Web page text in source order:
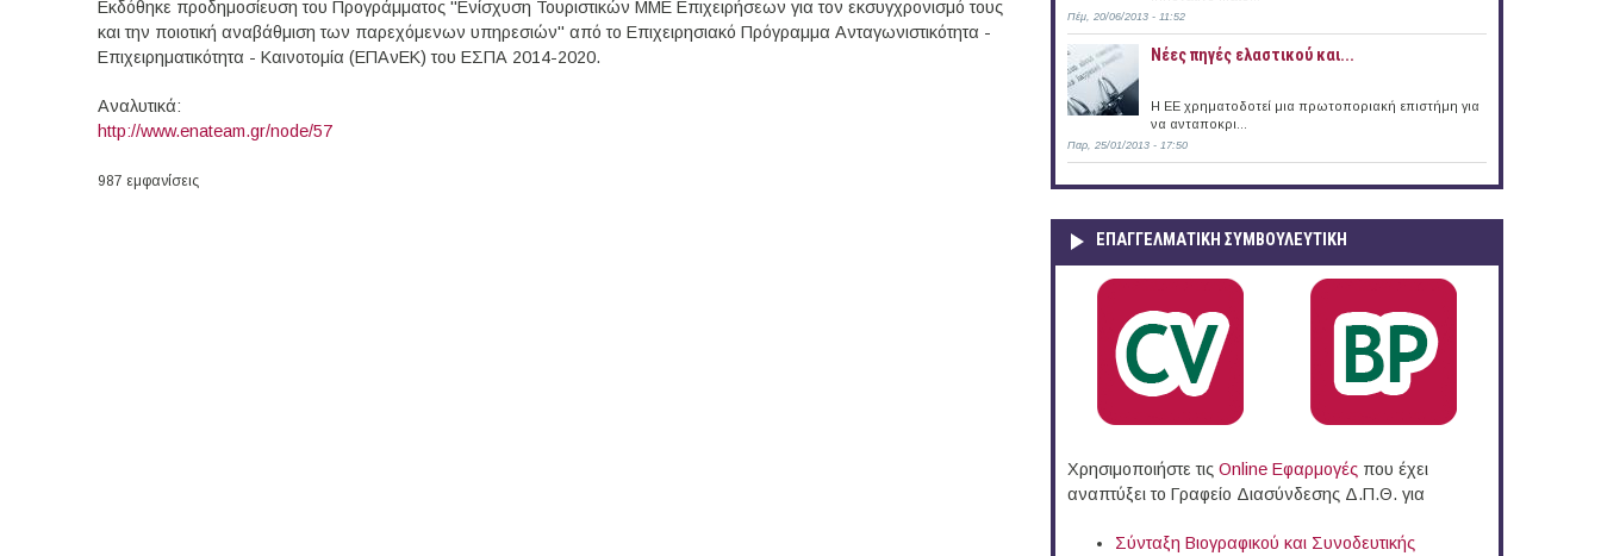
Εκδόθηκε προδημοσίευση του Προγράμματος "Ενίσχυση Τουριστικών ΜΜΕ Επιχειρήσεων για τον εκσυγχρονισμό τους
και την ποιοτική αναβάθμιση των παρεχόμενων υπηρεσιών" από το Επιχειρησιακό Πρόγραμμα Ανταγωνιστικότητα -
Επιχειρηματικότητα - Καινοτομία (ΕΠΑνΕΚ) του ΕΣΠΑ 2014-2020.
Αναλυτικά:
http://www.enateam.gr/node/57
987 εμφανίσεις
Πέμ, 20/06/2013 - 11:52
Νέες πηγές ελαστικού και...
Η ΕΕ χρηματοδοτεί μια πρωτοποριακή επιστήμη για
να ανταποκρι...
Παρ, 25/01/2013 - 17:50
ΕΠΑΓΓΕΛΜΑΤΙΚΉ ΣΥΜΒΟΥΛΕΥΤΙΚΉ
Χρησιμοποιήστε τις Online Eφαρμογές που έχει
αναπτύξει το Γραφείο Διασύνδεσης Δ.Π.Θ. για
Σύνταξη Βιογραφικού και Συνοδευτικής